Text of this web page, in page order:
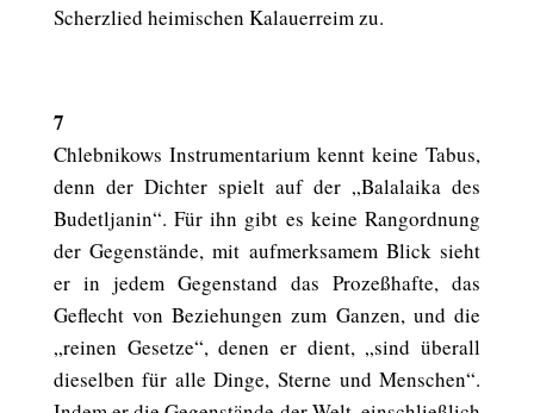
Scherzlied heimischen Kalauerreim zu.
7
Chlebnikows Instrumentarium kennt keine Tabus,
denn der Dichter spielt auf der „Balalaika des
Budetljanin“. Für ihn gibt es keine Rangordnung
der Gegenstände, mit aufmerksamem Blick sieht
er in jedem Gegenstand das Prozeßhafte, das
Geflecht von Beziehungen zum Ganzen, und die
„reinen Gesetze“, denen er dient, „sind überall
dieselben für alle Dinge, Sterne und Menschen“.